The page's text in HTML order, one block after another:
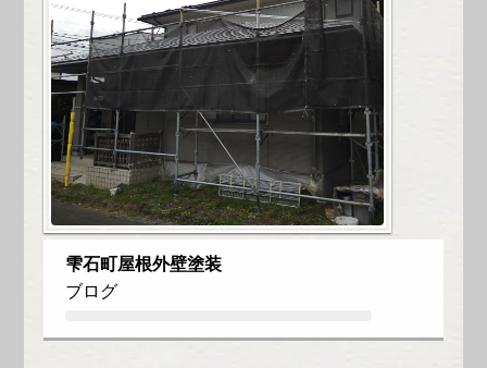
雫石町屋根外壁塗装
ブログ